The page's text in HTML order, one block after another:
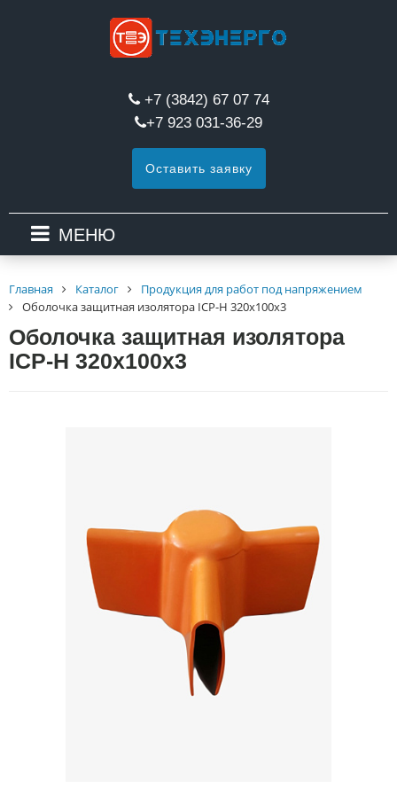
+7 (3842) 67 07 74
+7 923 031-36-29
Оставить заявку
МЕНЮ
Главная Каталог
Продукция для работ под напряжением
Оболочка защитная изолятора ICP-Н 320x100x3
Оболочка защитная изолятора
ICP-Н 320x100x3